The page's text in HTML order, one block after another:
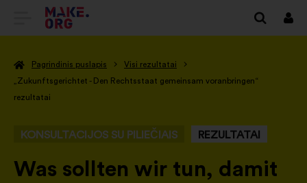
EITI
PAGRINDINĮ
MAKE.ORG
Pagrindinis puslapis
Visi rezultatai
„Zukunftsgerichtet - Den Rechtsstaat gemeinsam voranbringen“
rezultatai
KONSULTACIJOS SU PILIEČIAIS REZULTATAI
-
Was sollten wir tun, damit